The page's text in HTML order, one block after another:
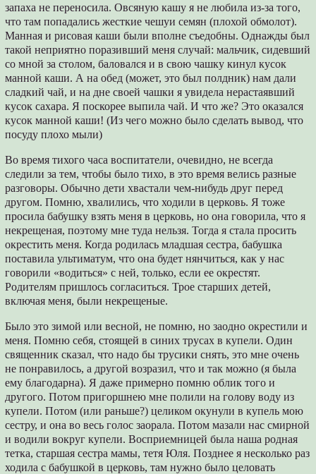
запаха не переносила. Овсяную кашу я не любила из-за того,
что там попадались жесткие чешуи семян (плохой обмолот).
Манная и рисовая каши были вполне съедобны. Однажды был
такой неприятно поразивший меня случай: мальчик, сидевший
со мной за столом, баловался и в свою чашку кинул кусок
манной каши. А на обед (может, это был полдник) нам дали
сладкий чай, и на дне своей чашки я увидела нерастаявший
кусок сахара. Я поскорее выпила чай. И что же? Это оказался
кусок манной каши! (Из чего можно было сделать вывод, что
посуду плохо мыли)
Во время тихого часа воспитатели, очевидно, не всегда
следили за тем, чтобы было тихо, в это время велись разные
разговоры. Обычно дети хвастали чем-нибудь друг перед
другом. Помню, хвалились, что ходили в церковь. Я тоже
просила бабушку взять меня в церковь, но она говорила, что я
некрещеная, поэтому мне туда нельзя. Тогда я стала просить
окрестить меня. Когда родилась младшая сестра, бабушка
поставила ультиматум, что она будет нянчиться, как у нас
говорили «водиться» с ней, только, если ее окрестят.
Родителям пришлось согласиться. Трое старших детей,
включая меня, были некрещеные.
Было это зимой или весной, не помню, но заодно окрестили и
меня. Помню себя, стоящей в синих трусах в купели. Один
священник сказал, что надо бы трусики снять, это мне очень
не понравилось, а другой возразил, что и так можно (я была
ему благодарна). Я даже примерно помню облик того и
другого. Потом пригоршнею мне полили на голову воду из
купели. Потом (или раньше?) целиком окунули в купель мою
сестру, и она во весь голос заорала. Потом мазали нас смирной
и водили вокруг купели. Восприемницей была наша родная
тетка, старшая сестра мамы, тетя Юля. Позднее я несколько раз
ходила с бабушкой в церковь, там нужно было целовать